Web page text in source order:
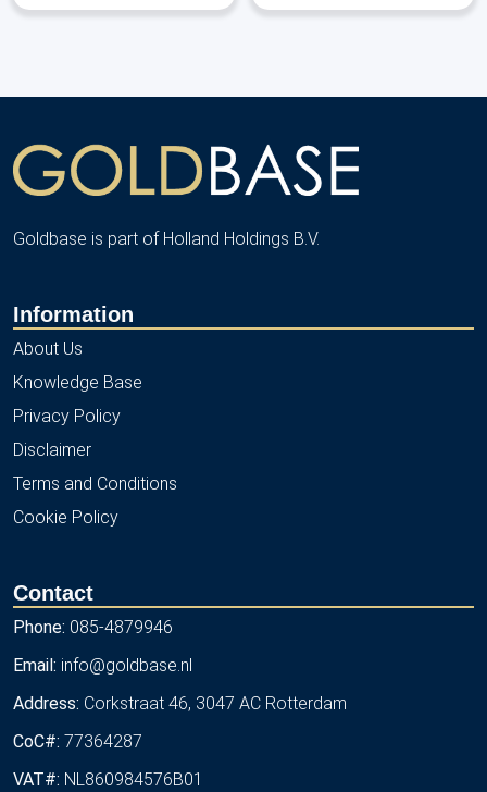
Goldbase is part of Holland Holdings B.V.
Information
About Us
Knowledge Base
Privacy Policy
Disclaimer
Terms and Conditions
Cookie Policy
Contact
Phone: 085-4879946
Email: info@goldbase.nl
Address: Corkstraat 46, 3047 AC Rotterdam
CoC#: 77364287
VAT#: NL860984576B01